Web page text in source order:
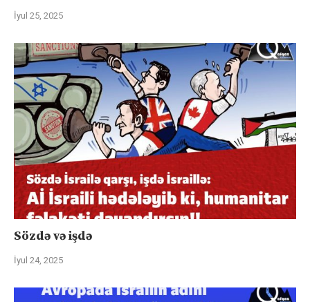
İyul 25, 2025
Sözdə və işdə
İyul 24, 2025